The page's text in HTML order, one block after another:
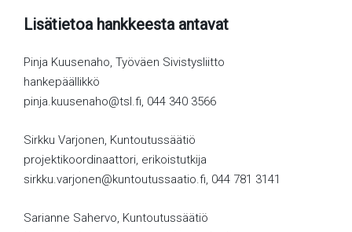
Lisätietoa hankkeesta antavat
Pinja Kuusenaho, Työväen Sivistysliitto
hankepäällikkö
pinja.kuusenaho@tsl.fi, 044 340 3566
Sirkku Varjonen, Kuntoutussäätiö
projektikoordinaattori, erikoistutkija
sirkku.varjonen@kuntoutussaatio.fi, 044 781 3141
Sarianne Sahervo, Kuntoutussäätiö